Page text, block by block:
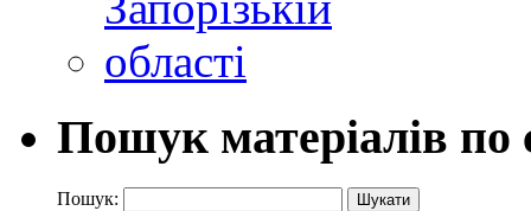
Пошук матеріалів по
Пошук: